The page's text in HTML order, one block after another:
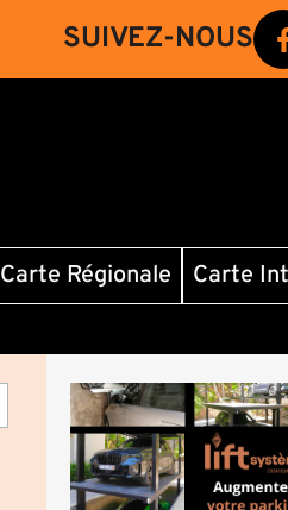
SUIVEZ-NOUS
Carte Régionale Carte